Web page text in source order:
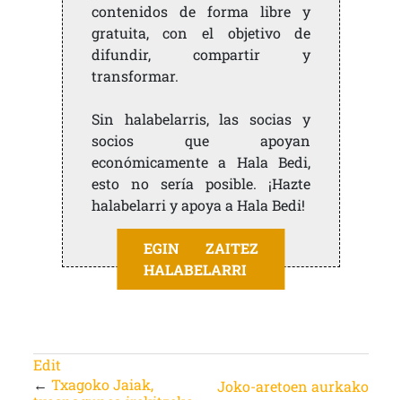
contenidos de forma libre y
gratuita, con el objetivo de
difundir, compartir y
transformar.
Sin halabelarris, las socias y
socios que apoyan
económicamente a Hala Bedi,
esto no sería posible. ¡Hazte
halabelarri y apoya a Hala Bedi!
EGIN ZAITEZ
HALABELARRI
Edit
← Txagoko Jaiak,
Joko-aretoen aurkako